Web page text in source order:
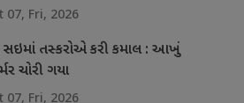
07, Fri, 2026
સઇમાં તસ્કરોએ કરી કમાલ : આખું
ચોરી ગયા
07, Fri, 2026